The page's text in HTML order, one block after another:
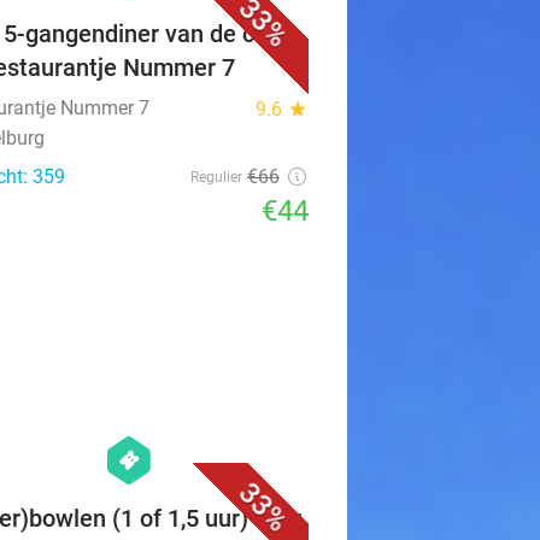
33%
gangendiner van de chef
Nummer 7
Nummer 7 9.6 star
359
Regulier €66
€44
33%
hexagon
events
(1 of 1,5 uur) voor